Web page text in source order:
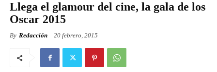
Llega el glamour del cine, la gala de los
Oscar 2015
By Redacción 20 febrero, 2015